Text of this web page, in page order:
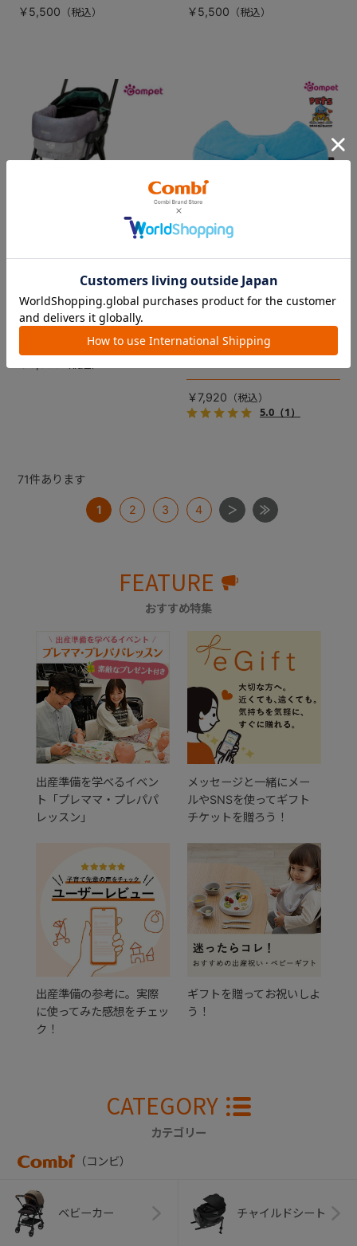
よく！
￥5,500
よく！
￥5,500
コムペット リバーシブルコン
裏面は接触冷感生地で暑い季
節も快適！ペットカートをお
しゃれに・かわいく・かっこ
DRAGON QUEST PETs コン
フォートクッション スライム
【コムペット ペットカート
用】
愛車の目印に！ふわふわ生地
あごのせクッション。
￥7,920
5.0（1）
71件あります
1 2 3 4
FEATURE
おすすめ特集
出産準備を学べるイベン
ト「プレママ・プレパパ
レッスン」
メッセージと一緒にメー
ルやSNSを使ってギフト
チケットを贈ろう！
出産準備の参考に。実際
に使ってみた感想をチェッ
ク！
ギフトを贈ってお祝いしよ
う！
CATEGORY
カテゴリー
（コンビ）
ベビーカー チャイルドシート